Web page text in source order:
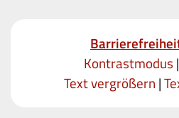
Kontrastmodus |
Text vergrößern |